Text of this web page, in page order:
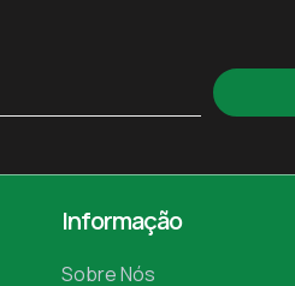
Informação
Sobre Nós